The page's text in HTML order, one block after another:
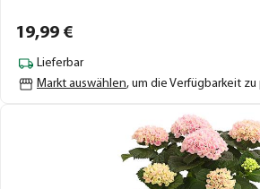
19,99 €
Lieferbar
Markt auswählen, um die Verfügbarkeit zu